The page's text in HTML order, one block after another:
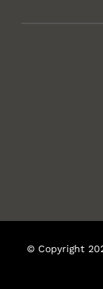
© Copyright